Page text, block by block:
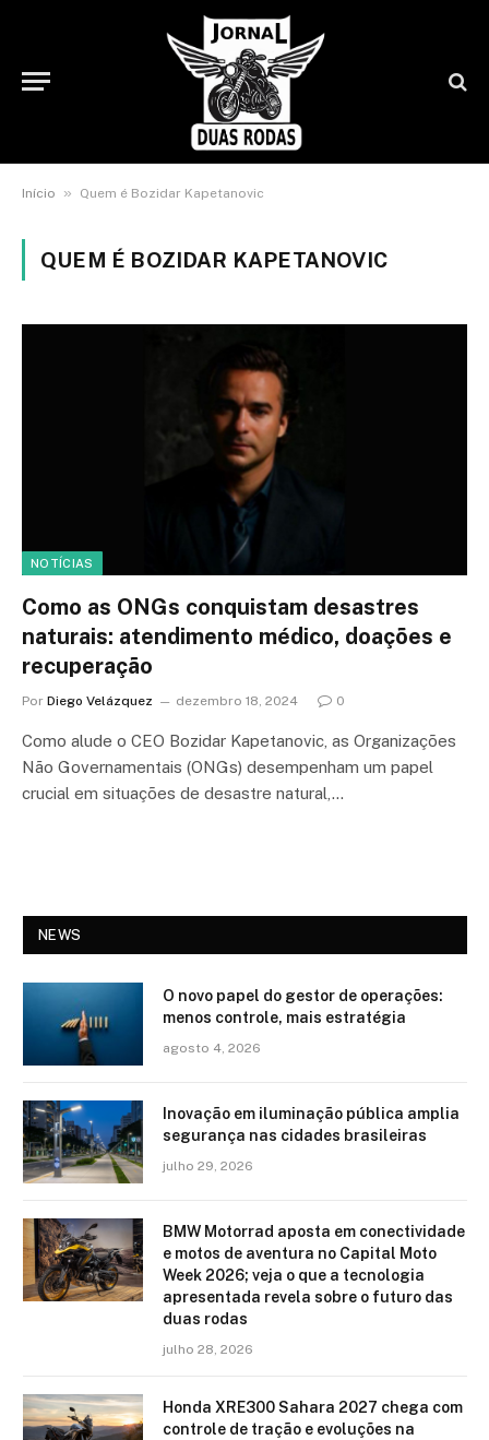
Início » Quem é Bozidar Kapetanovic
QUEM É BOZIDAR KAPETANOVIC
NOTÍCIAS
Como as ONGs conquistam desastres
naturais: atendimento médico, doações e
recuperação
Por Diego Velázquez dezembro 18, 2024 0
Como alude o CEO Bozidar Kapetanovic, as Organizações
Não Governamentais (ONGs) desempenham um papel
crucial em situações de desastre natural,…
NEWS
O novo papel do gestor de operações:
menos controle, mais estratégia
agosto 4, 2026
Inovação em iluminação pública amplia
segurança nas cidades brasileiras
julho 29, 2026
BMW Motorrad aposta em conectividade
e motos de aventura no Capital Moto
Week 2026; veja o que a tecnologia
apresentada revela sobre o futuro das
duas rodas
julho 28, 2026
Honda XRE300 Sahara 2027 chega com
controle de tração e evoluções na